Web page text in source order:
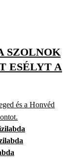
SZOLNOK
ESÉLYT A
és a Honvéd